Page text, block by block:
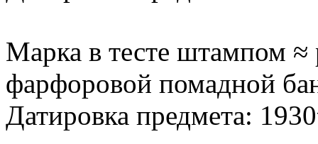
Марка в тесте штампом
фарфоровой помадной
Датировка предмета: